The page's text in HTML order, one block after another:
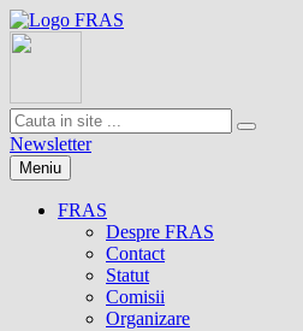
Newsletter
Meniu
FRAS
Despre FRAS
Contact
Statut
Comisii
Organizare